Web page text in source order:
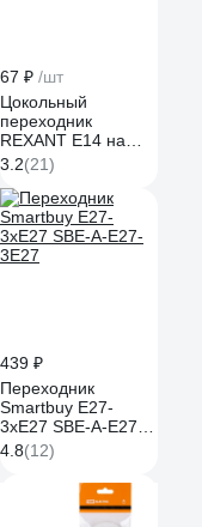
67 ₽ /шт
Цокольный
переходник
REXANT Е14 на
Е27 11-8831
3.2(21)
439 ₽
Переходник
Smartbuy E27-
3xE27 SBE-A-E27-
3E27
4.8(12)